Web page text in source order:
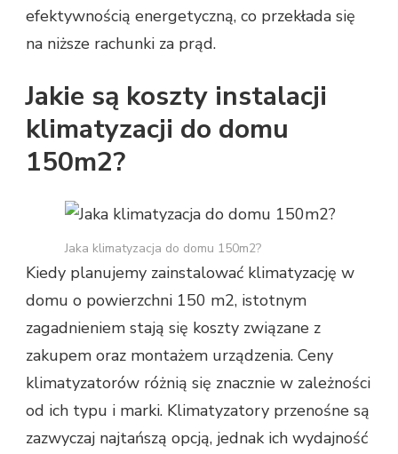
efektywnością energetyczną, co przekłada się
na niższe rachunki za prąd.
Jakie są koszty instalacji
klimatyzacji do domu
150m2?
Jaka klimatyzacja do domu 150m2?
Kiedy planujemy zainstalować klimatyzację w
domu o powierzchni 150 m2, istotnym
zagadnieniem stają się koszty związane z
zakupem oraz montażem urządzenia. Ceny
klimatyzatorów różnią się znacznie w zależności
od ich typu i marki. Klimatyzatory przenośne są
zazwyczaj najtańszą opcją, jednak ich wydajność